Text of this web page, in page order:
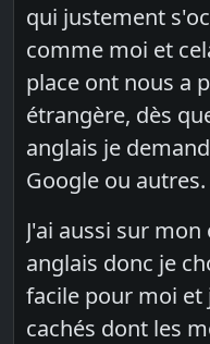
qui justement
comme moi et
place ont nous a
étrangère, dès
anglais je
Google ou autres.
J'ai aussi sur
anglais donc je
facile pour moi et
cachés dont les